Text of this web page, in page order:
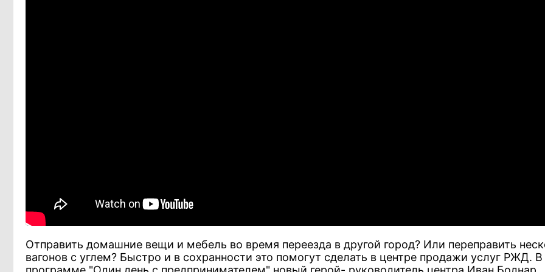
Отправить домашние вещи и мебель во время переезда в другой город? Или переправить
вагонов с углем? Быстро и в сохранности это помогут сделать в центре продажи услуг РЖД. В